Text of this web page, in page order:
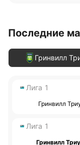
Последние
Гринвилл
Лига 1
Гринвилл
Лига 1
Гринвилл